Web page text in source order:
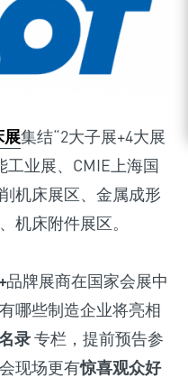
展集结“2大子展+4大展
工业展、CMIE上海国
机床展区、金属成形
机床附件展区。
品牌展商在国家会展中
哪些制造企业将亮相
录专栏，提前预告参
现场更有惊喜观众好